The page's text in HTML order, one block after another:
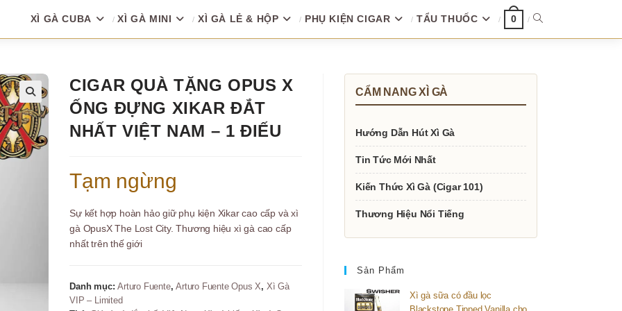
XÌ GÀ CUBA XÌ GÀ MINI XÌ GÀ LẺ & HỘP PHỤ KIỆN CIGAR TẨU THUỐC 0 TOGGLE
🔍
CIGAR QUÀ TẶNG OPUS X
ỐNG ĐỰNG XIKAR ĐẮT
NHẤT VIỆT NAM – 1 ĐIẾU
Tạm ngừng
Sự kết hợp hoàn hảo giữ phụ kiện Xikar cao cấp và xì
gà OpusX The Lost City. Thương hiệu xì gà cao cấp
nhất trên thế giới
Danh mục:Arturo Fuente,Arturo Fuente Opus X, Xì Gà
VIP – Limited
CẨM NANG XÌ GÀ
Hướng Dẫn Hút Xì Gà
Tin Tức Mới Nhất
Kiến Thức Xì Gà (Cigar 101)
Thương Hiệu Nổi Tiếng
Sản Phẩm
Xì gà sữa có đầu lọc